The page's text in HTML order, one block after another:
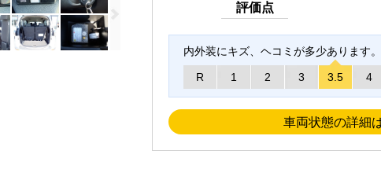
評価点
内外装にキズ、ヘコミが多少あります。
R 1 2 3 3.5 4
車両状態の詳細